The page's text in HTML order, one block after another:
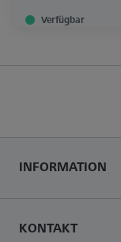
Verfügbar
INFORMATION
KONTAKT